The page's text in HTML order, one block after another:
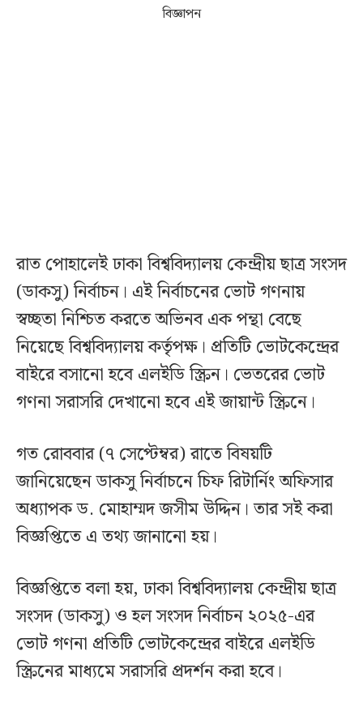
বিজ্ঞাপন
রাত পোহালেই ঢাকা বিশ্ববিদ্যালয় কেন্দ্রীয় ছাত্র সংসদ
(ডাকসু) নির্বাচন। এই নির্বাচনের ভোট গণনায়
স্বচ্ছতা নিশ্চিত করতে অভিনব এক পন্থা বেছে
নিয়েছে বিশ্ববিদ্যালয় কর্তৃপক্ষ। প্রতিটি ভোটকেন্দ্রের
বাইরে বসানো হবে এলইডি স্ক্রিন। ভেতরের ভোট
গণনা সরাসরি দেখানো হবে এই জায়ান্ট স্ক্রিনে।
গত রোববার (৭ সেপ্টেম্বর) রাতে বিষয়টি
জানিয়েছেন ডাকসু নির্বাচনে চিফ রিটার্নিং অফিসার
অধ্যাপক ড. মোহাম্মদ জসীম উদ্দিন। তার সই করা
বিজ্ঞপ্তিতে এ তথ্য জানানো হয়।
বিজ্ঞপ্তিতে বলা হয়, ঢাকা বিশ্ববিদ্যালয় কেন্দ্রীয় ছাত্র
সংসদ (ডাকসু) ও হল সংসদ নির্বাচন ২০২৫-এর
ভোট গণনা প্রতিটি ভোটকেন্দ্রের বাইরে এলইডি
স্ক্রিনের মাধ্যমে সরাসরি প্রদর্শন করা হবে।